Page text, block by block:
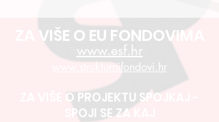
ZA VIŠE O EU FONDOVIMA
www.esf.hr
www.strukturnifondovi.hr
ZA VIŠE O PROJEKTU SPOJKAJ -
SPOJI SE ZA KAJ